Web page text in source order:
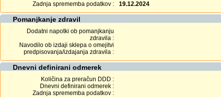
Zadnja sprememba podatkov :
19.12.2024
Pomanjkanje zdravil
Dodatni napotki ob pomanjkanju
zdravila :
Navodilo ob izdaji sklepa o omejitvi
predpisovanja/izdajanja zdravila :
Dnevni definirani odmerek
Količina za preračun DDD :
Dnevni definirani odmerek :
Zadnja sprememba podatkov :